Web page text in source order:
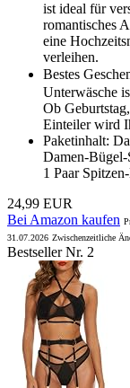
ist ideal für
romantisches
eine
verleihen.
Bestes
Unterwäsche
Ob
Einteiler wird
Paketinhalt:
Damen-
1 Paar
24,99 EUR
Bei Amazon kaufen
31.07.2026 Zwischenzeitliche
Bestseller Nr. 2